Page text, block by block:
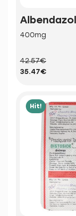
Albendazol
400mg
42.57€
35.47€
Hit!